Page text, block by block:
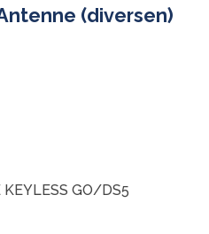
(diversen)
KEYLESS GO/DS5